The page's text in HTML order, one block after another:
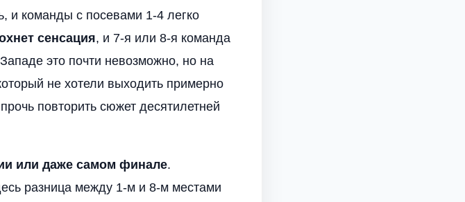
и команды с посевами 1-4 легко
сенсация, и 7-я или 8-я команда
это почти невозможно, но на
не хотели выходить примерно
повторить сюжет десятилетней
или даже самом финале.
разница между 1-м и 8-м местами